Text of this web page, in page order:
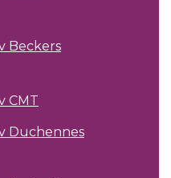
Beckers
CMT
Duchennes